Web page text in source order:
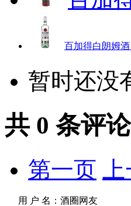
百加得白朗姆
暂时还没
共 0 条评论
第一页
用 户 名： 酒圈网友